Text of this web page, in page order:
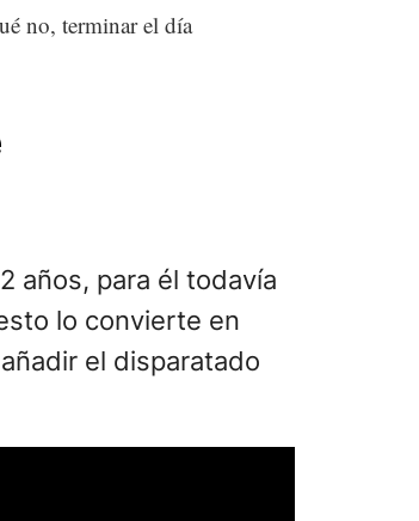
no, terminar el día
años, para él todavía
lo convierte en
el disparatado